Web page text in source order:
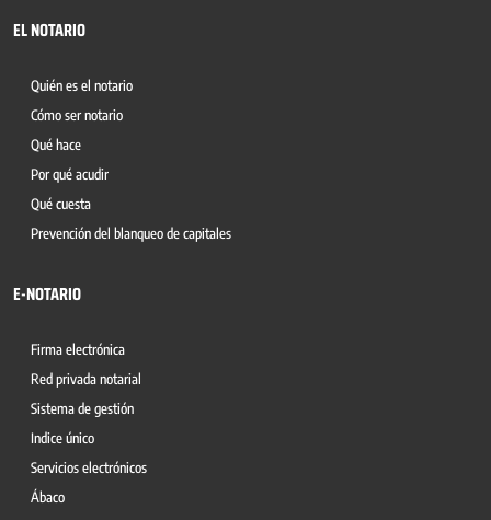
EL NOTARIO
Quién es el notario
Cómo ser notario
Qué hace
Por qué acudir
Qué cuesta
Prevención del blanqueo de capitales
E-NOTARIO
Firma electrónica
Red privada notarial
Sistema de gestión
Indice único
Servicios electrónicos
Ábaco